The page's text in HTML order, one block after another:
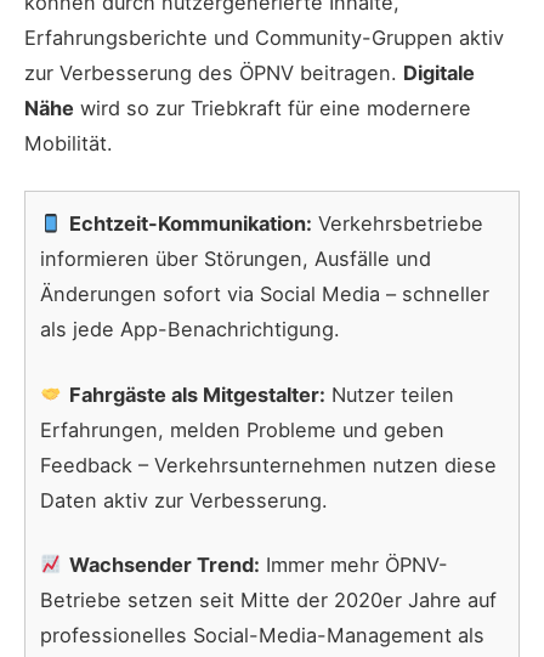
Erfahrungsberichte und Community-Gruppen aktiv
zur Verbesserung des ÖPNV beitragen. Digitale
Nähe wird so zur Triebkraft für eine modernere
Mobilität.
Echtzeit-Kommunikation: Verkehrsbetriebe
informieren über Störungen, Ausfälle und
Änderungen sofort via Social Media – schneller
als jede App-Benachrichtigung.
Fahrgäste als Mitgestalter: Nutzer teilen
Erfahrungen, melden Probleme und geben
Feedback – Verkehrsunternehmen nutzen diese
Daten aktiv zur Verbesserung.
Wachsender Trend: Immer mehr ÖPNV-
Betriebe setzen seit Mitte der 2020er Jahre auf
professionelles Social-Media-Management als